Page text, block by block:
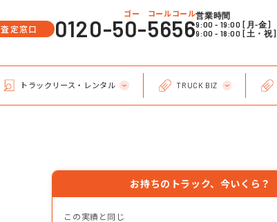
査定窓口
ゴー コールコール
0120-50-5656営業時間
9:00 - 19:00 [月-金]
9:00 - 18:00 [土・祝]
トラックリース・レンタル TRUCK BIZ
お持ちのトラック、今いくら？
この実績と同じ